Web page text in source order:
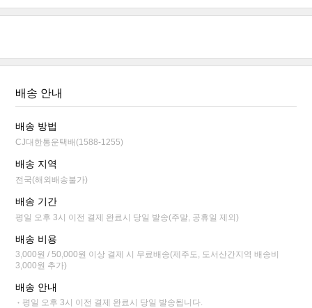
배송 안내
배송 방법
CJ대한통운택배(1588-1255)
배송 지역
전국(해외배송불가)
배송 기간
평일 오후 3시 이전 결제 완료시 당일 발송(주말, 공휴일 제외)
배송 비용
3,000원 / 50,000원 이상 결제 시 무료배송(제주도, 도서산간지역 배송비
3,000원 추가)
배송 안내
평일 오후 3시 이전 결제 완료시 당일 발송됩니다.